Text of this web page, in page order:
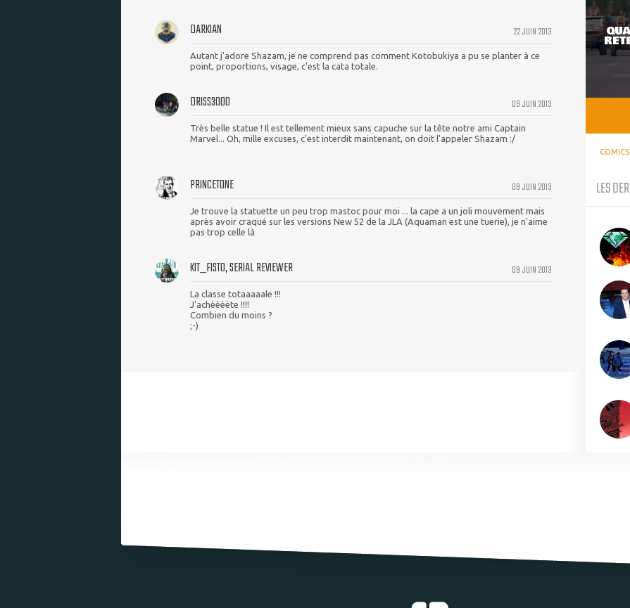
22 JUIN 2013
DARKIAN
Autant j'adore Shazam, je ne comprend pas comment Kotobukiya a pu se planter à ce
point, proportions, visage, c'est la cata totale.
09 JUIN 2013
DRISS3000
Très belle statue ! Il est tellement mieux sans capuche sur la tête notre ami Captain
Marvel... Oh, mille excuses, c'est interdit maintenant, on doit l'appeler Shazam :/
09 JUIN 2013
PRINCETONE
Je trouve la statuette un peu trop mastoc pour moi ... la cape a un joli mouvement mais
après avoir craqué sur les versions New 52 de la JLA (Aquaman est une tuerie), je n'aime
pas trop celle là
09 JUIN 2013
KIT_FISTO, SERIAL REVIEWER
La classe totaaaaale !!!
J'achèèèète !!!!
Combien du moins ?
;-)
LES